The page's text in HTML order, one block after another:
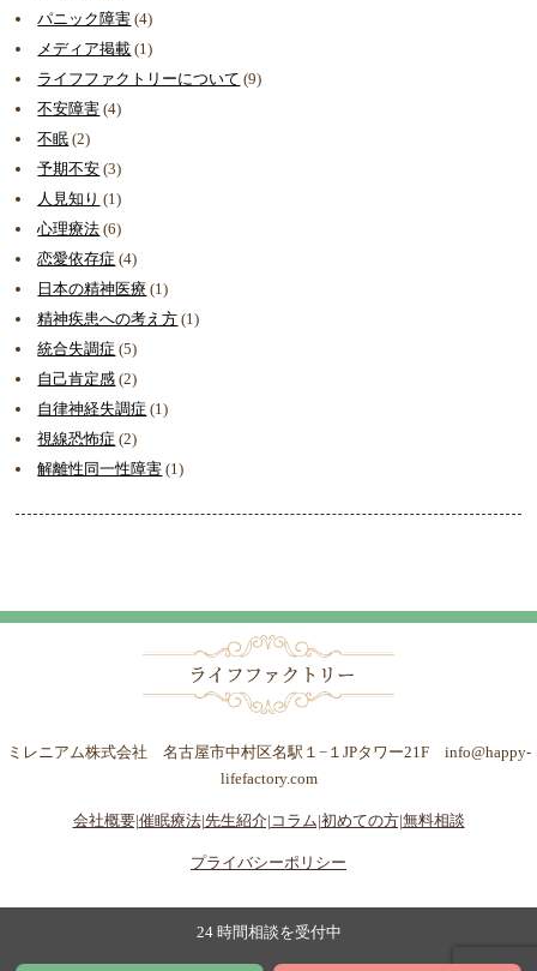
パニック障害 (4)
メディア掲載 (1)
ライフファクトリーについて (9)
不安障害 (4)
不眠 (2)
予期不安 (3)
人見知り (1)
心理療法 (6)
恋愛依存症 (4)
日本の精神医療 (1)
精神疾患への考え方 (1)
統合失調症 (5)
自己肯定感 (2)
自律神経失調症 (1)
視線恐怖症 (2)
解離性同一性障害 (1)
ミレニアム株式会社 名古屋市中村区名駅１−１JPタワー21F info@happy-
lifefactory.com
会社概要|催眠療法|先生紹介| コラム|初めての方|無料相談
プライバシーポリシー
24 時間相談を受付中